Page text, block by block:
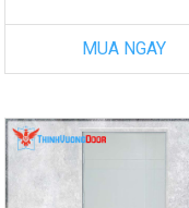
MUA NGAY